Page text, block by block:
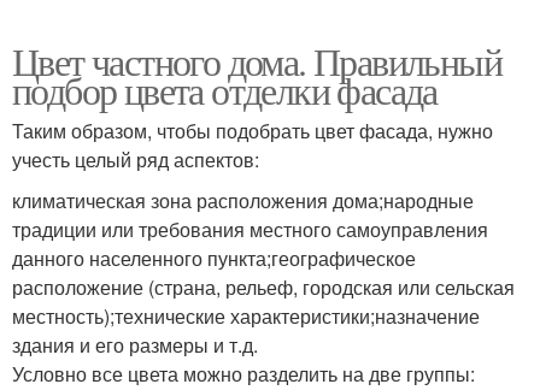
Цвет частного дома. Правильный
подбор цвета отделки фасада
Таким образом, чтобы подобрать цвет фасада, нужно
учесть целый ряд аспектов:
климатическая зона расположения дома;народные
традиции или требования местного самоуправления
данного населенного пункта;географическое
расположение (страна, рельеф, городская или сельская
местность);технические характеристики;назначение
здания и его размеры и т.д.
Условно все цвета можно разделить на две группы: